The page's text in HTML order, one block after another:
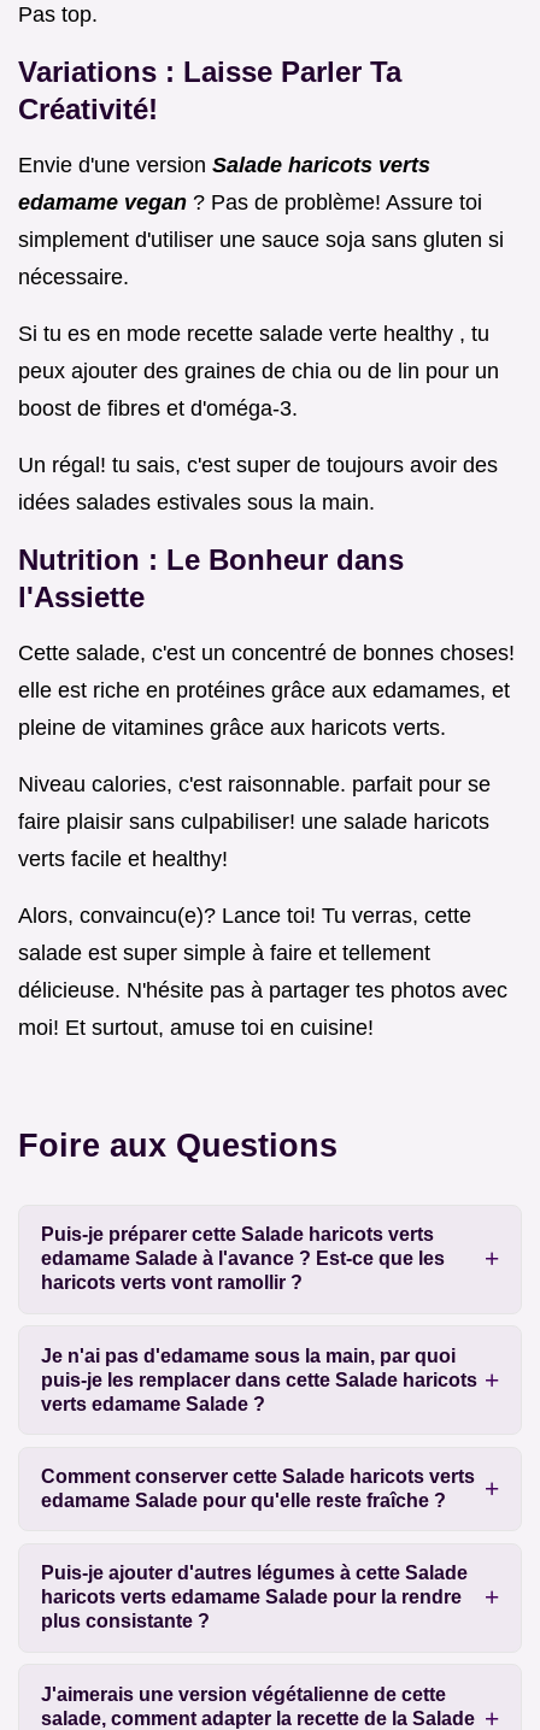
Pas top.
Variations : Laisse Parler Ta
Créativité!
Envie d'une version Salade haricots verts
edamame vegan ? Pas de problème! Assure toi
simplement d'utiliser une sauce soja sans gluten si
nécessaire.
Si tu es en mode recette salade verte healthy , tu
peux ajouter des graines de chia ou de lin pour un
boost de fibres et d'oméga-3.
Un régal! tu sais, c'est super de toujours avoir des
idées salades estivales sous la main.
Nutrition : Le Bonheur dans
l'Assiette
Cette salade, c'est un concentré de bonnes choses!
elle est riche en protéines grâce aux edamames, et
pleine de vitamines grâce aux haricots verts.
Niveau calories, c'est raisonnable. parfait pour se
faire plaisir sans culpabiliser! une salade haricots
verts facile et healthy!
Alors, convaincu(e)? Lance toi! Tu verras, cette
salade est super simple à faire et tellement
délicieuse. N'hésite pas à partager tes photos avec
moi! Et surtout, amuse toi en cuisine!
Foire aux Questions
Puis-je préparer cette Salade haricots verts
edamame Salade à l'avance ? Est-ce que les
haricots verts vont ramollir ?
Je n'ai pas d'edamame sous la main, par quoi
puis-je les remplacer dans cette Salade haricots
verts edamame Salade ?
Comment conserver cette Salade haricots verts
edamame Salade pour qu'elle reste fraîche ?
Puis-je ajouter d'autres légumes à cette Salade
haricots verts edamame Salade pour la rendre
plus consistante ?
J'aimerais une version végétalienne de cette
salade, comment adapter la recette de la Salade